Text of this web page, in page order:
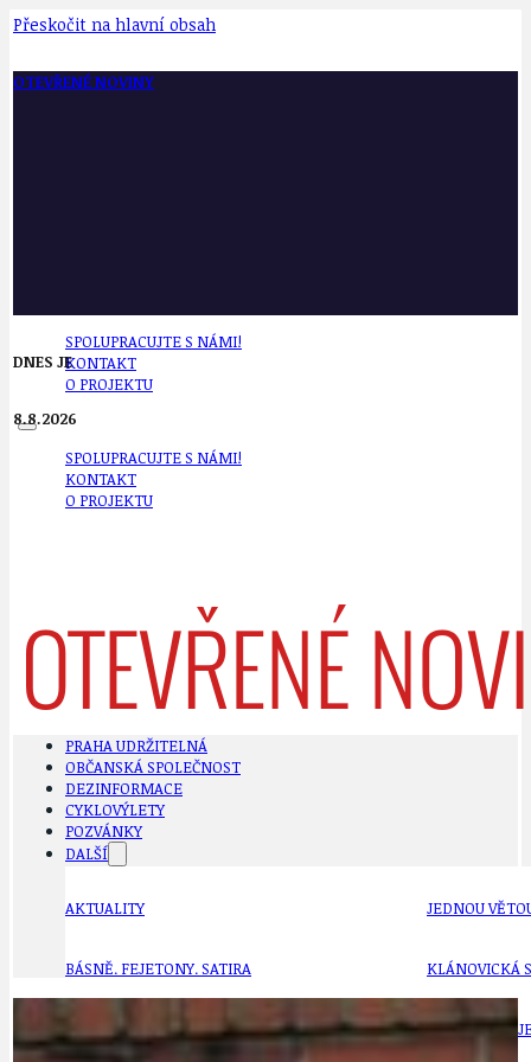
Přeskočit na hlavní obsah
OTEVŘENÉ NOVINY
SPOLUPRACUJTE S NÁMI!
KONTAKT
O PROJEKTU
SPOLUPRACUJTE S NÁMI!
KONTAKT
O PROJEKTU
DNES JE
8.8.2026
PRAHA UDRŽITELNÁ
OBČANSKÁ SPOLEČNOST
DEZINFORMACE
CYKLOVÝLETY
POZVÁNKY
DALŠÍ
AKTUALITY
BÁSNĚ. FEJETONY. SATIRA
CYKLOVÝLETY
JEDNOU
KLÁNOVICKÁ
KRUHOVÝ